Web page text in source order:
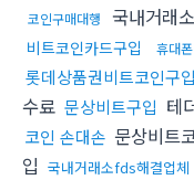
코인구매대행 국내거래
비트코인카드구입
휴대
롯데상품권비트코인구입
수료 문상비트구입 테
코인 손대손 문상비트
입 국내거래소fds해결업체